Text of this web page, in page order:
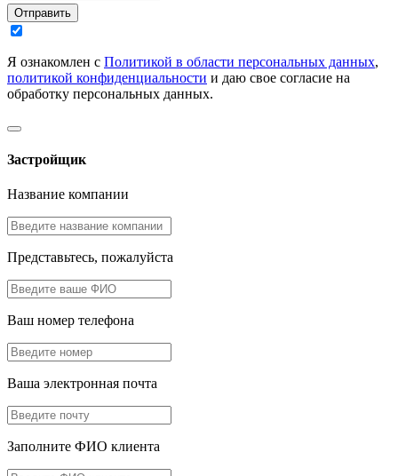
Отправить
Я ознакомлен с Политикой в области персональных данных,
политикой конфиденциальности и даю свое согласие на
обработку персональных данных.
Застройщик
Название компании
Представьтесь, пожалуйста
Ваш номер телефона
Ваша электронная почта
Заполните ФИО клиента